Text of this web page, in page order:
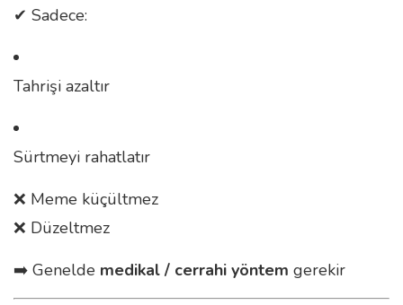
✔ Sadece:
Tahrişi azaltır
Sürtmeyi rahatlatır
❌ Meme küçültmez
❌ Düzeltmez
➡️ Genelde medikal / cerrahi yöntem gerekir